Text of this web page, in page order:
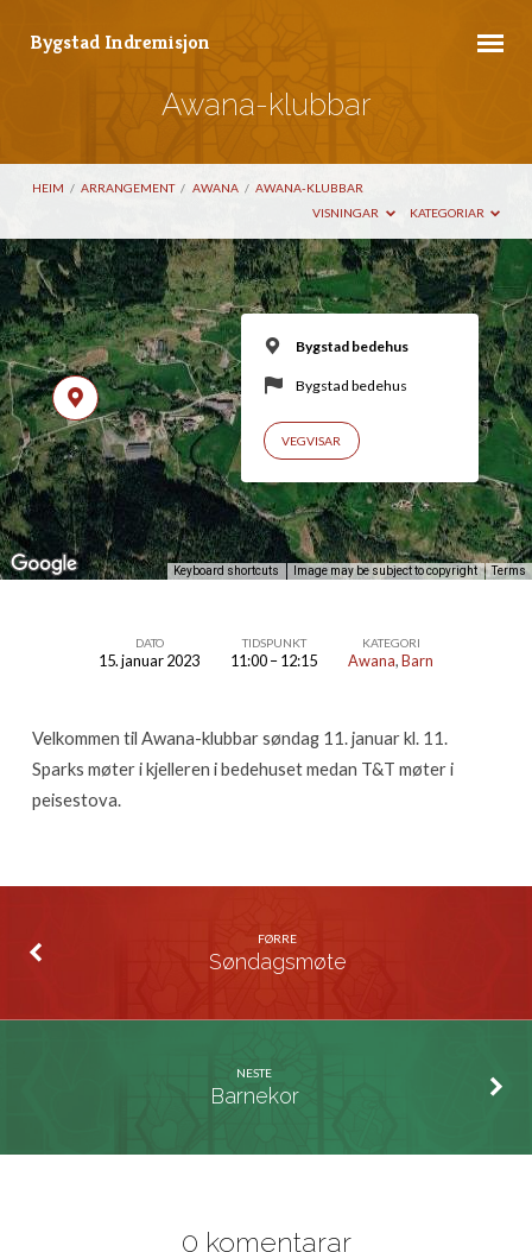
Bygstad Indremisjon
Awana-klubbar
HEIM / ARRANGEMENT / AWANA / AWANA-KLUBBAR
VISNINGAR
KATEGORIAR
Keyboard shortcuts Image may be subject to copyright Terms
Bygstad bedehus
Bygstad bedehus
VEGVISAR
Awana-
DATO
15. januar 2023
TIDSPUNKT
11:00 – 12:15
KATEGORI
Awana,Barn
Velkommen til Awana-klubbar søndag 11. januar kl. 11.
Sparks møter i kjelleren i bedehuset medan T&T møter i
peisestova.
FØRRE
Søndagsmøte
NESTE
Barnekor
0 komentarar